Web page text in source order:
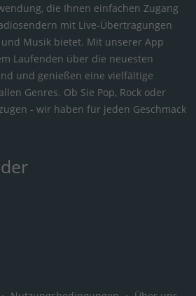
die Ihnen einfachen Zugang
mit Live-Übertragungen
Musik bietet. Mit unserer App
Laufenden über die neuesten
und genießen eine vielfältige
Genres. Ob Sie Pop, Rock oder
- wir haben für jeden Geschmack